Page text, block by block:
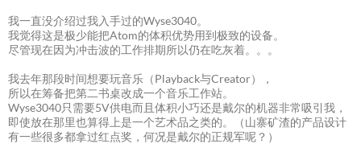
我一直没介绍过我入手过的Wyse3040。
我觉得这是极少能把Atom的体积优势用到极致的设备。
尽管现在因为冲击波的工作排期所以仍在吃灰着。。。
我去年那段时间想要玩音乐（Playback与Creator），
所以在筹备把第二书桌改成一个音乐工作站。
Wyse3040只需要5V供电而且体积小巧还是戴尔的机器非常吸引我，
即使放在那里也算得上是一个艺术品之类的。（山寨矿渣的产品设计
有一些很多都拿过红点奖，何况是戴尔的正规军呢？）